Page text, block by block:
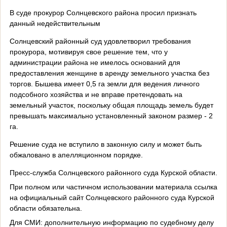
В суде прокурор Солнцевского района просил признать
данный недействительным
Солнцевский районный суд удовлетворил требования
прокурора, мотивируя свое решение тем, что у
администрации района не имелось оснований для
предоставления женщине в аренду земельного участка без
торгов. Бышева имеет 0,5 га земли для ведения личного
подсобного хозяйства и не вправе претендовать на
земельный участок, поскольку общая площадь земель будет
превышать максимально установленный законом размер - 2
га.
Решение суда не вступило в законную силу и может быть
обжаловано в апелляционном порядке.
Пресс-служба Солнцевского районного суда Курской области.
При полном или частичном использовании материала ссылка
на официальный сайт Солнцевского районного суда Курской
области обязательна.
Для СМИ: дополнительную информацию по судебному делу